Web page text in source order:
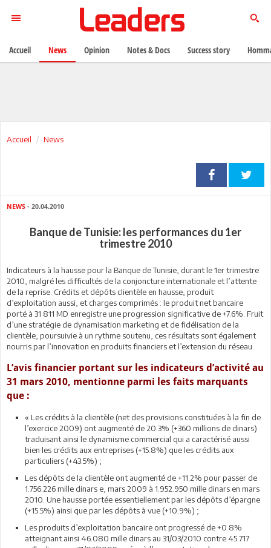
Accueil News
NEWS - 20.04.2010
Banque de Tunisie: les performances du 1er
trimestre 2010
Indicateurs à la hausse pour la Banque de Tunisie, durant le 1er trimestre
2010, malgré les difficultés de la conjoncture internationale et l’attente
de la reprise. Crédits et dépôts clientèle en hausse, produit
d’exploitation aussi, et charges comprimés : le produit net bancaire
porté à 31 811 MD enregistre une progression significative de +7.6%. Fruit
d’une stratégie de dynamisation marketing et de fidélisation de la
clientèle, poursuivie à un rythme soutenu, ces résultats sont également
nourris par l’innovation en produits financiers et l’extension du réseau.
L’avis financier portant sur les indicateurs d’activité au
31 mars 2010, mentionne parmi les faits marquants
que :
« Les crédits à la clientèle (net des provisions constituées à la fin de
l’exercice 2009) ont augmenté de 20.3% (+360 millions de dinars)
traduisant ainsi le dynamisme commercial qui a caractérisé aussi
bien les crédits aux entreprises (+15.8%) que les crédits aux
particuliers (+43.5%) ;
Les dépôts de la clientèle ont augmenté de +11.2% pour passer de
1.756.226 mille dinars e, mars 2009 à 1.952.950 mille dinars en mars
2010. Une hausse portée essentiellement par les dépôts d’épargne
(+15.5%) ainsi que par les dépôts à vue (+10.9%) ;
Les produits d’exploitation bancaire ont progressé de +0.8%
atteignant ainsi 46.080 mille dinars au 31/03/2010 contre 45.717
Accueil News Opinion Notes & Docs Success story